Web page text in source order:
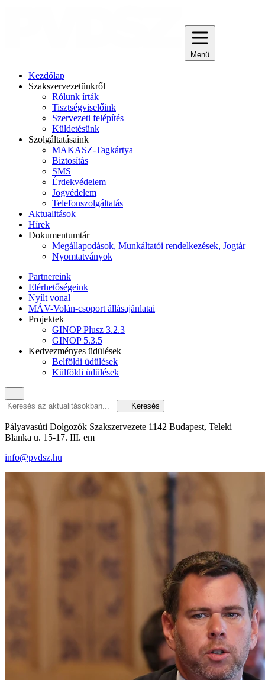
Menü
Kezdőlap
Szakszervezetünkről
Rólunk írták
Tisztségviselőink
Szervezeti felépítés
Küldetésünk
Szolgáltatásaink
MAKASZ-Tagkártya
Biztosítás
SMS
Érdekvédelem
Jogvédelem
Telefonszolgáltatás
Aktualitások
Hírek
Dokumentumtár
Megállapodások, Munkáltatói rendelkezések, Jogtár
Nyomtatványok
Partnereink
Elérhetőségeink
Nyílt vonal
MÁV-Volán-csoport állásajánlatai
Projektek
GINOP Plusz 3.2.3
GINOP 5.3.5
Kedvezményes üdülések
Belföldi üdülések
Külföldi üdülések
Keresés
Pályavasúti Dolgozók Szakszervezete 1142 Budapest, Teleki
Blanka u. 15-17. III. em
info@pvdsz.hu